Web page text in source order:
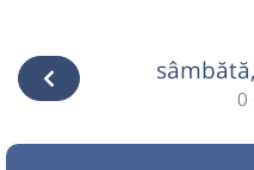
sâmbătă,
0